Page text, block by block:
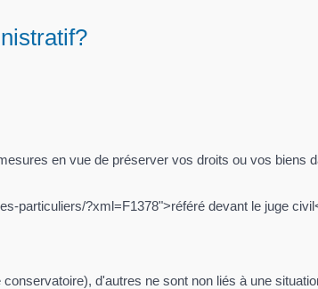
en vue de préserver vos droits ou vos biens
particuliers/?xml=F1378">référé devant le juge
d'autres ne sont non liés à une